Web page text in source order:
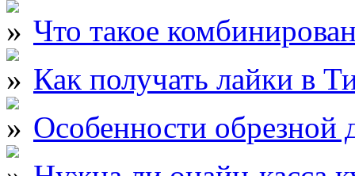
Что такое
Как получать лайки в
Особенности обрезной